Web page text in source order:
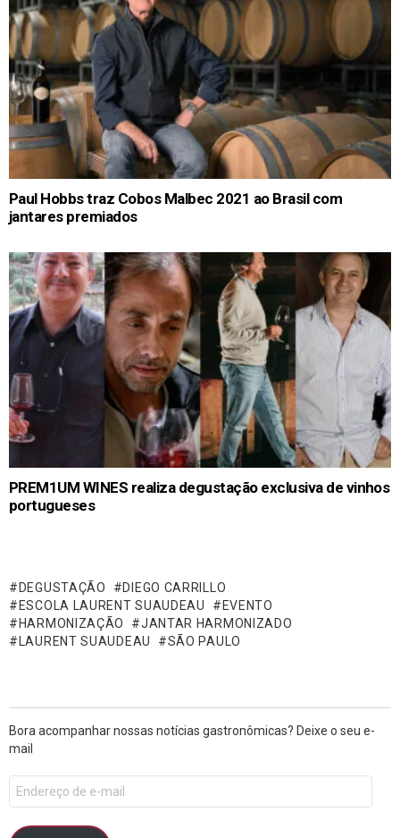
Paul Hobbs traz Cobos Malbec 2021 ao Brasil com
jantares premiados
PREM1UM WINES realiza degustação exclusiva de vinhos
portugueses
DEGUSTAÇÃO
DIEGO CARRILLO
ESCOLA LAURENT SUAUDEAU
EVENTO
HARMONIZAÇÃO
JANTAR HARMONIZADO
LAURENT SUAUDEAU
SÃO PAULO
Bora acompanhar nossas notícias gastronômicas? Deixe o seu e-
mail